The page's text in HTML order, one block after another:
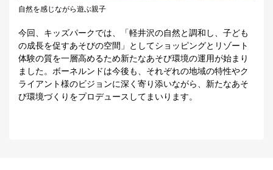
自然を感じながら遊ぶ親子
今回、キッズパークでは、「軽井沢の自然と調和し、子ども
の成長を促すあそびの空間」としてショッピングとリゾート
体験の質を一層高めるため新たなあそび環境の運用が始まり
ました。ボーネルンドは今後も、それぞれの地域の特性やク
ライアント様のビジョンに深く寄り添いながら、新たなあそ
び環境づくりをプロデュースしてまいります。